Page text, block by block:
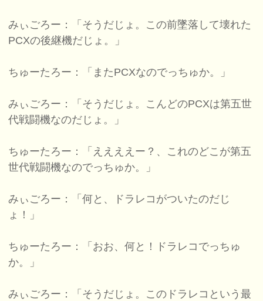
みぃごろー：「そうだじょ。この前墜落して壊れた
PCXの後継機だじょ。」
ちゅーたろー：「またPCXなのでっちゅか。」
みぃごろー：「そうだじょ。こんどのPCXは第五世
代戦闘機なのだじょ。」
ちゅーたろー：「ええええー？、これのどこが第五
世代戦闘機なのでっちゅか。」
みぃごろー：「何と、ドラレコがついたのだじ
ょ！」
ちゅーたろー：「おお、何と！ドラレコでっちゅ
か。」
みぃごろー：「そうだじょ。このドラレコという最